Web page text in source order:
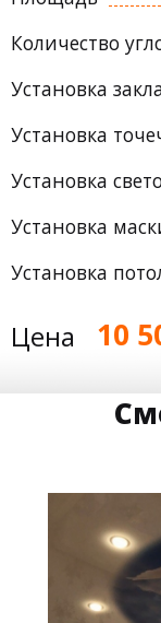
Количество
Установка
Установка
Установка
Установка
Установка
Цена 10